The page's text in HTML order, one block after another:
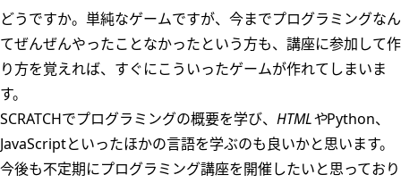
どうですか。単純なゲームですが、今までプログラミングなん
てぜんぜんやったことなかったという方も、講座に参加して作
り方を覚えれば、すぐにこういったゲームが作れてしまいま
す。
SCRATCHでプログラミングの概要を学び、 HTMLやPython、
JavaScriptといったほかの言語を学ぶのも良いかと思います。
今後も不定期にプログラミング講座を開催したいと思っており